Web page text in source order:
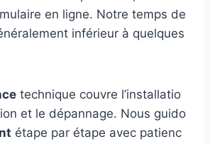
en ligne. Notre temps de
inférieur à quelques
technique couvre l’installatio
et le dépannage. Nous guido
étape par étape avec patienc